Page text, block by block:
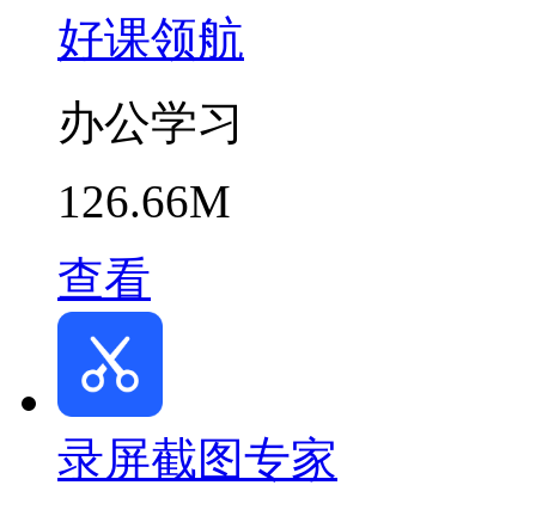
好课领航
办公学习
126.66M
查看
录屏截图专家